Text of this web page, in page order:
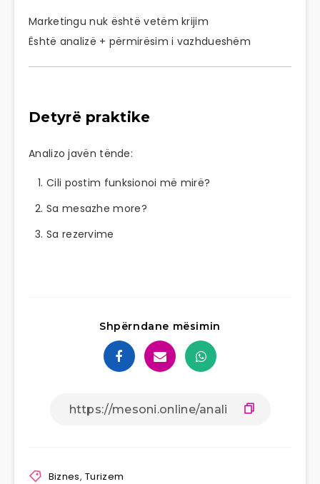
Marketingu nuk është vetëm krijim
Është analizë + përmirësim i vazhdueshëm
Detyrë praktike
Analizo javën tënde:
Cili postim funksionoi më mirë?
Sa mesazhe more?
Sa rezervime
Shpërndane mësimin
Biznes,Turizem